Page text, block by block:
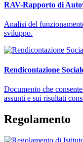
RAV-Rapporto di
Analisi del
sviluppo.
Rendicontazione
Documento che
assunti e sui risultati
Regolamento